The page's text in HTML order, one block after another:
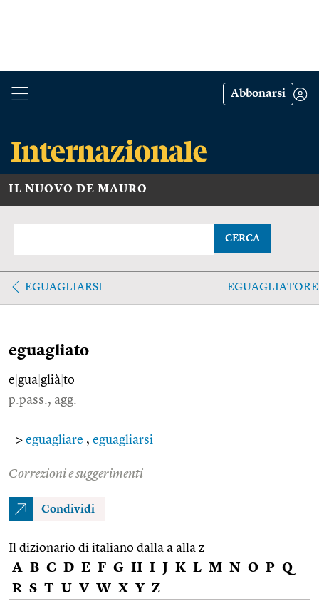
Abbonarsi
IL NUOVO DE MAURO
CERCA
EGUAGLIARSI EGUAGLIATORE
eguagliato
e gua glià to
p.pass., agg.
=> eguagliare , eguagliarsi
Correzioni e suggerimenti
Condividi
Il dizionario di italiano dalla a alla z
A B C D E F G H I J K L M N O P Q
R S T U V W X Y Z